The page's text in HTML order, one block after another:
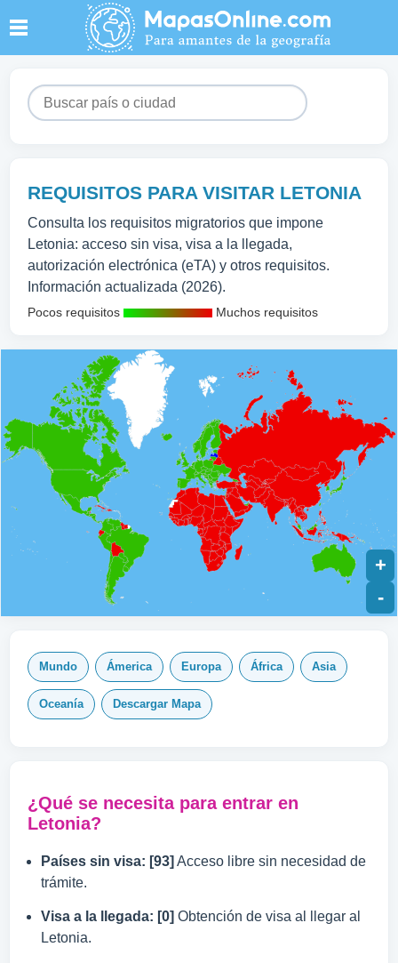
REQUISITOS PARA VISITAR LETONIA
Consulta los requisitos migratorios que impone
Letonia: acceso sin visa, visa a la llegada,
autorización electrónica (eTA) y otros requisitos.
Información actualizada (2026).
Pocos requisitos Muchos requisitos
+
-
Mundo Ámerica Europa África Asia
Oceanía Descargar Mapa
¿Qué se necesita para entrar en
Letonia?
Países sin visa: [93] Acceso libre sin necesidad de
trámite.
Visa a la llegada: [0] Obtención de visa al llegar al
Letonia.